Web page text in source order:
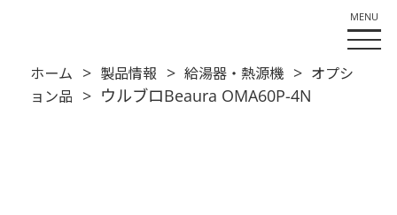
ホーム > 製品情報 > 給湯器・熱源機 > オプシ
ョン品 > ウルブロBeaura OMA60P-4N